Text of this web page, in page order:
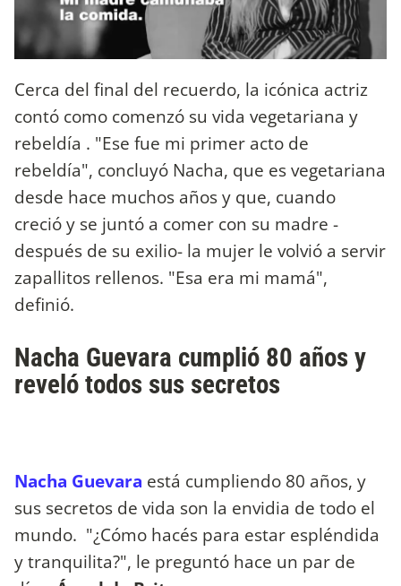
Cerca del final del recuerdo, la icónica actriz
contó como comenzó su vida vegetariana y
rebeldía . "Ese fue mi primer acto de
rebeldía", concluyó Nacha, que es vegetariana
desde hace muchos años y que, cuando
creció y se juntó a comer con su madre -
después de su exilio- la mujer le volvió a servir
zapallitos rellenos. "Esa era mi mamá",
definió.
Nacha Guevara cumplió 80 años y
reveló todos sus secretos
Nacha Guevara está cumpliendo 80 años, y
sus secretos de vida son la envidia de todo el
mundo. "¿Cómo hacés para estar espléndida
y tranquilita?", le preguntó hace un par de